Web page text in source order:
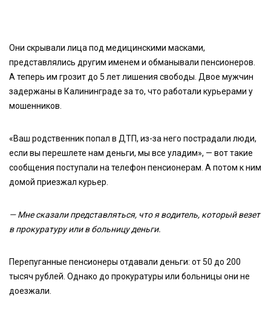
Они скрывали лица под медицинскими масками,
представлялись другим именем и обманывали пенсионеров.
А теперь им грозит до 5 лет лишения свободы. Двое мужчин
задержаны в Калининграде за то, что работали курьерами у
мошенников.
«Ваш родственник попал в ДТП, из-за него пострадали люди,
если вы перешлете нам деньги, мы все уладим», — вот такие
сообщения поступали на телефон пенсионерам. А потом к ним
домой приезжал курьер.
— Мне сказали представляться, что я водитель, который везет
в прокуратуру или в больницу деньги.
Перепуганные пенсионеры отдавали деньги: от 50 до 200
тысяч рублей. Однако до прокуратуры или больницы они не
доезжали.